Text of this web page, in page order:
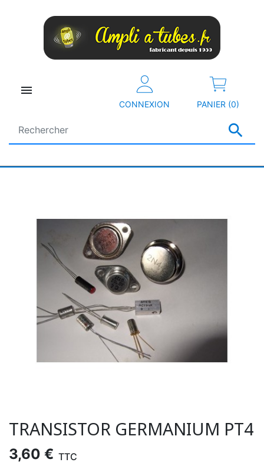


CONNEXION PANIER (0)
TRANSISTOR GERMANIUM PT4
3,60 € TTC